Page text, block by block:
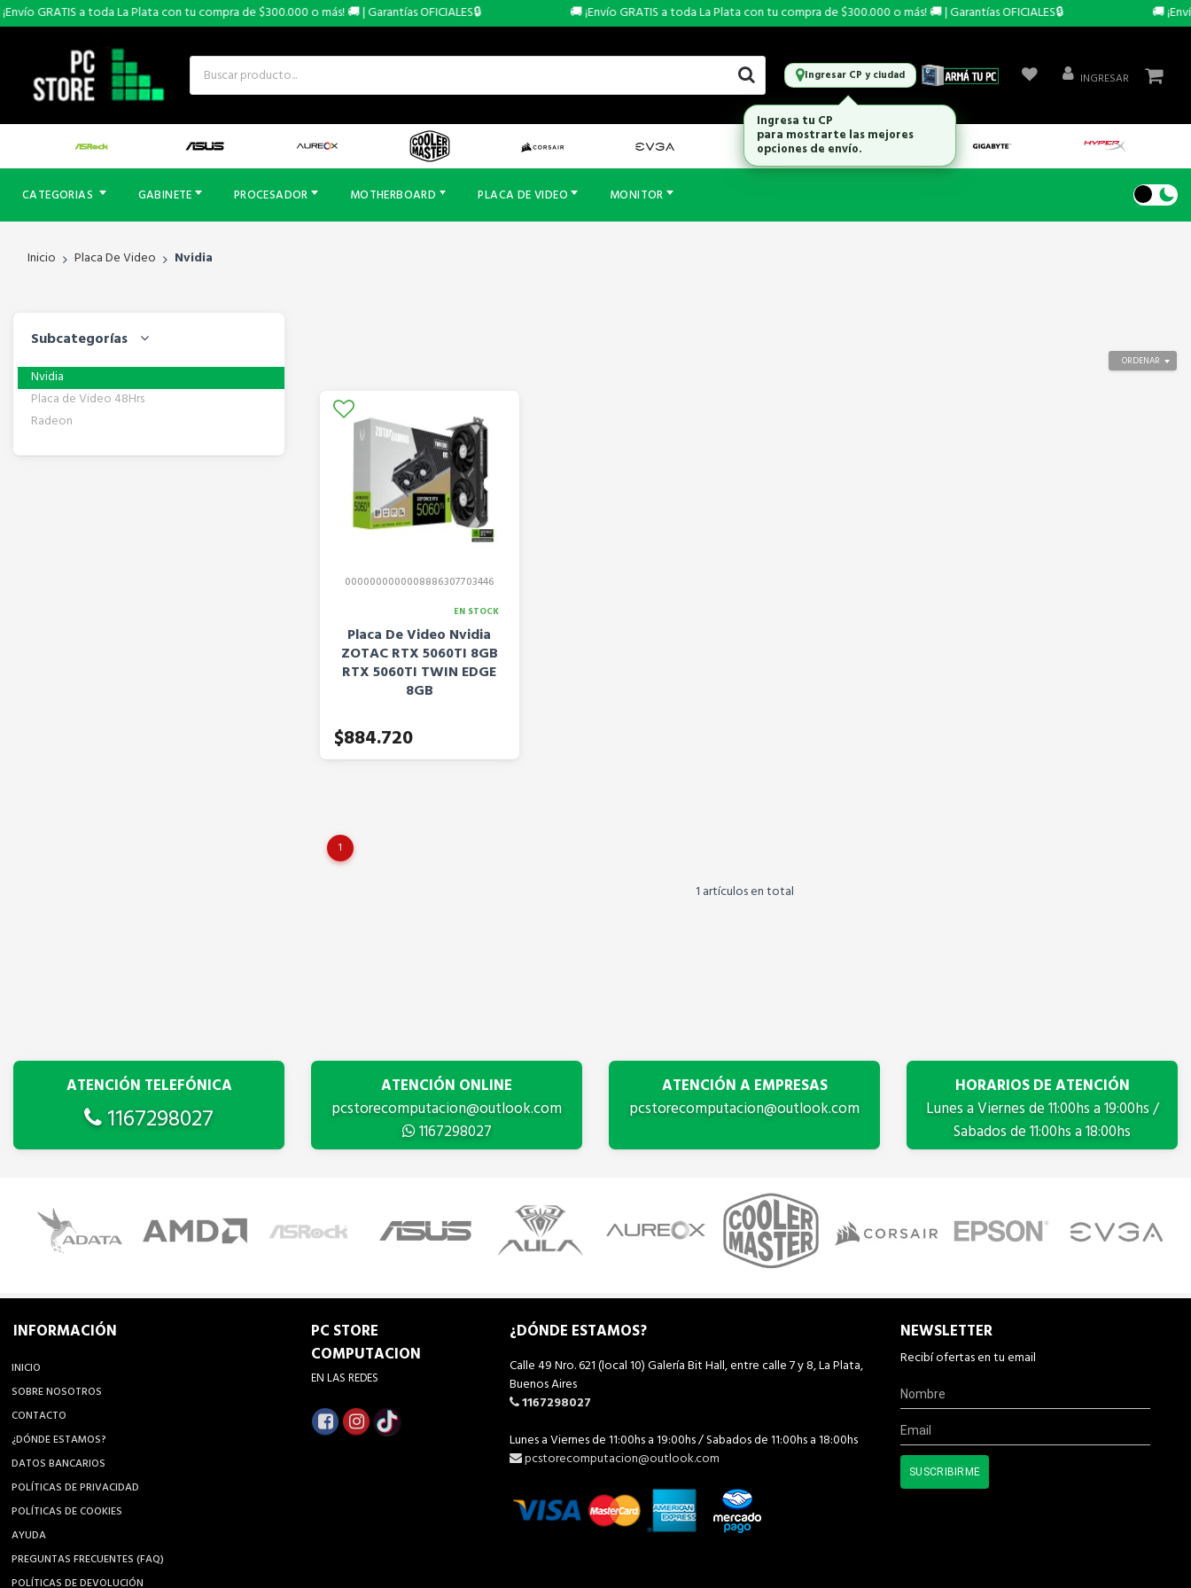
GRATIS a toda La Plata con tu compra de $300.000 o más! 🚚 | Garantías OFICIALES🔒 🚚 ¡Envío GRATIS a toda La Plata con tu compra de $300.000 o más! 🚚 | Garantías OFICIALES🔒 🚚
Ingresar CP y ciudad INGRESAR
CATEGORIAS GABINETE PROCESADOR MOTHERBOARD PLACA DE VIDEO MONITOR
Inicio Placa De Video Nvidia
Subcategorías
Nvidia
Placa de Video 48Hrs
Radeon
ORDENAR
0000000000008886307703446
EN STOCK
Placa De Video Nvidia
ZOTAC RTX 5060TI 8GB
RTX 5060TI TWIN EDGE
8GB
$884.720
1
1 artículos en total
ATENCIÓN TELEFÓNICA
1167298027
ATENCIÓN ONLINE
pcstorecomputacion@outlook.com
1167298027
ATENCIÓN A EMPRESAS
pcstorecomputacion@outlook.com
HORARIOS DE ATENCIÓN
Lunes a Viernes de 11:00hs a 19:00hs /
Sabados de 11:00hs a 18:00hs
INFORMACIÓN
INICIO
SOBRE NOSOTROS
CONTACTO
¿DÓNDE ESTAMOS?
DATOS BANCARIOS
POLÍTICAS DE PRIVACIDAD
POLÍTICAS DE COOKIES
AYUDA
PREGUNTAS FRECUENTES (FAQ)
POLÍTICAS DE DEVOLUCIÓN
PC STORE
COMPUTACION
EN LAS REDES
¿DÓNDE ESTAMOS?
Calle 49 Nro. 621 (local 10) Galería Bit Hall, entre calle 7 y 8, La Plata,
Buenos Aires
1167298027
Lunes a Viernes de 11:00hs a 19:00hs / Sabados de 11:00hs a 18:00hs
pcstorecomputacion@outlook.com
NEWSLETTER
Recibí ofertas en tu email
Ingresa tu CP
para mostrarte las mejores
opciones de envío.